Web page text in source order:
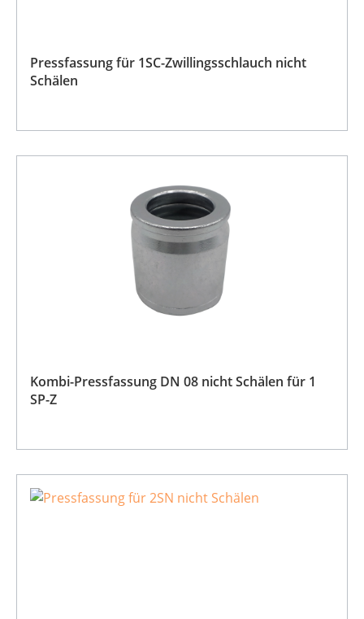
Pressfassung für 1SC-Zwillingsschlauch nicht
Schälen
Kombi-Pressfassung DN 08 nicht Schälen für 1
SP-Z